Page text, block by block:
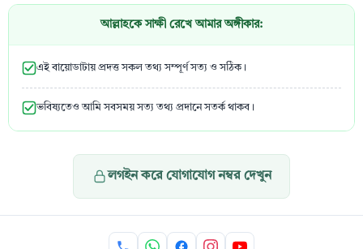
আল্লাহকে সাক্ষী রেখে আমার অঙ্গীকার:
এই বায়োডাটায় প্রদত্ত সকল তথ্য সম্পূর্ণ সত্য ও সঠিক।
ভবিষ্যতেও আমি সবসময় সত্য তথ্য প্রদানে সতর্ক থাকব।
লগইন করে যোগাযোগ নম্বর দেখুন